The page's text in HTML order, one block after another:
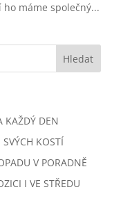
máme společný...
KAŽDÝ DEN
KOSTÍ
V PORADNĚ
I VE STŘEDU